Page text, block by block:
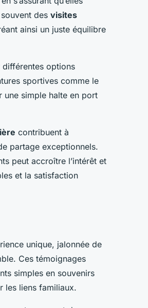
des visites
ainsi un juste équilibre
différentes options
sportives comme le
une simple halte en port
contribuent à
partage exceptionnels.
peut accroître l’intérêt et
et la satisfaction
unique, jalonnée de
Ces témoignages
simples en souvenirs
les liens familiaux.